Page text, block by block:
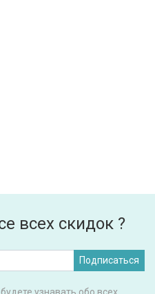
всех скидок ?
Подписаться